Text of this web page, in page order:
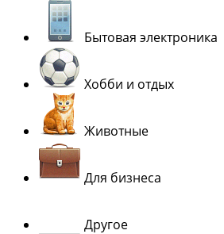
Бытовая электроника
Хобби и отдых
Животные
Для бизнеса
Другое